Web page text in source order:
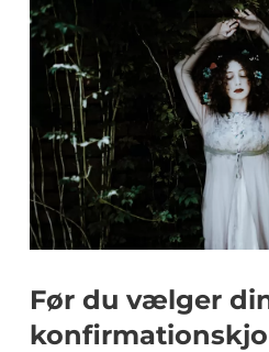
Før du vælger